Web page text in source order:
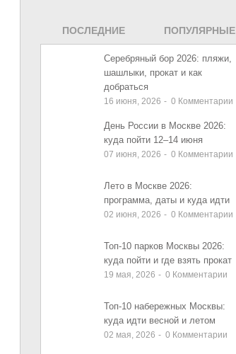
ПОСЛЕДНИЕ
ЗАПИСИ
ПОПУЛЯРНЫЕ
ЗАПИСИ
Серебряный бор 2026: пляжи,
шашлыки, прокат и как
добраться
16 июня, 2026 - 0 Комментарии
День России в Москве 2026:
куда пойти 12–14 июня
07 июня, 2026 - 0 Комментарии
Лето в Москве 2026:
программа, даты и куда идти
02 июня, 2026 - 0 Комментарии
Топ-10 парков Москвы 2026:
куда пойти и где взять прокат
19 мая, 2026 - 0 Комментарии
Топ-10 набережных Москвы:
куда идти весной и летом
02 мая, 2026 - 0 Комментарии